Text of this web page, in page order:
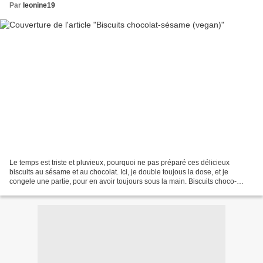
Par leonine19
Le temps est triste et pluvieux, pourquoi ne pas préparé ces délicieux
biscuits au sésame et au chocolat. Ici, je double toujous la dose, et je
congele une partie, pour en avoir toujours sous la main. Biscuits choco-